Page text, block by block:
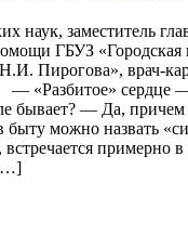
наук, заместитель
ГБУЗ «Городская
Пирогова», врач-
— «Разбитое» сердце
бывает? — Да,
быту можно назвать
встречается примерно
[…]